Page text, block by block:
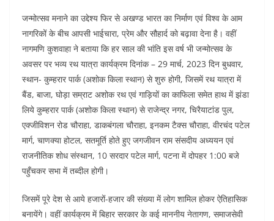
जन्मोत्सव मनाने का उद्देश्य फिर से अखण्ड भारत का निर्माण एवं विश्व के आम
नागरिकों के बीच आपसी भाईचारा, प्रेम और सौहार्द को बढ़ावा देना है। वहीं
नागमणि कुशवाहा ने बताया कि हर साल की भांति इस वर्ष भी जन्मोत्सव के
अवसर पर भव्य रथ यात्रा कार्यक्रम दिनांक – 29 मार्च, 2023 दिन बुधवार,
स्थान- कुम्हरार पार्क (अशोक किला स्थान) से शुरु होगी, जिसमें रथ यात्रा में
बैंड, बाजा, घोड़ा सम्राट अशोक रथ एवं गाड़ियों का काफिला समेत हाथ में झंडा
लिये कुम्हरार पार्क (अशोक किला स्थान) से राजेन्द्र नगर, चिरैयाटांड पुल,
एक्जीविशन रोड चौराहा, डाकबंगला चौराहा, इनकम टैक्स चौराहा, वीरचंद पटेल
मार्ग, चाणक्या होटल, सतमूर्ति होते हुए जगजीवन राम संसदीय अध्ययन एवं
राजनीतिक शोध संस्थान, 10 सरदार पटेल मार्ग, पटना में दोपहर 1:00 बजे
पहुँचकर सभा में तब्दील होगी।
जिसमें पूरे देश से आये हजारों-हजार की संख्या में लोग शामिल होकर ऐतिहासिक
बनायेंगे। वहीं कार्यक्रम में बिहार सरकार के कई माननीय नेतागण, समाजसेवी